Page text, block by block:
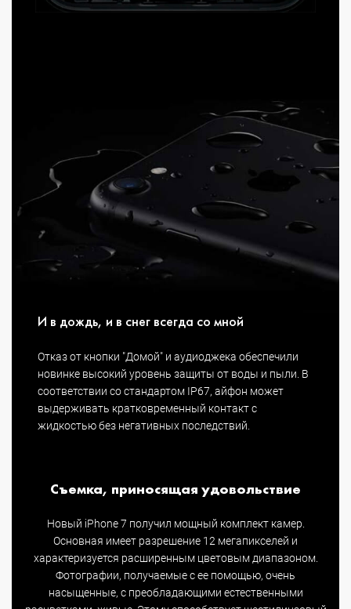
И в дождь, и в снег всегда со мной
Отказ от кнопки "Домой" и аудиоджека обеспечили
новинке высокий уровень защиты от воды и пыли. В
соответствии со стандартом IP67, айфон может
выдерживать кратковременный контакт с
жидкостью без негативных последствий.
Съемка, приносящая удовольствие
Новый iPhone 7 получил мощный комплект камер.
Основная имеет разрешение 12 мегапикселей и
характеризуется расширенным цветовым диапазоном.
Фотографии, получаемые с ее помощью, очень
насыщенные, с преобладающими естественными